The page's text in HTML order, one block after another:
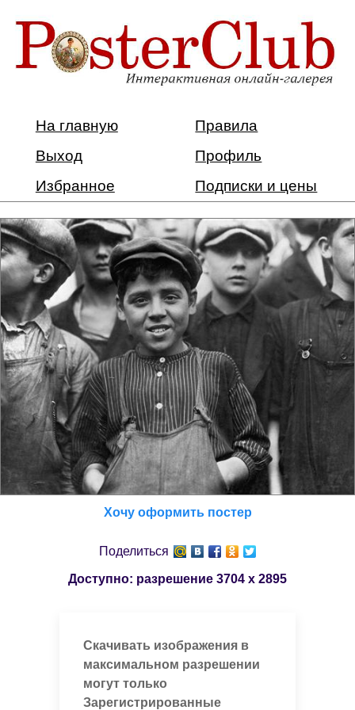
На главную
Правила
Выход
Профиль
Избранное
Подписки и цены
Хочу оформить постер
Поделиться
Доступно: разрешение 3704 x 2895
Скачивать изображения в
максимальном разрешении
могут только
Зарегистрированные